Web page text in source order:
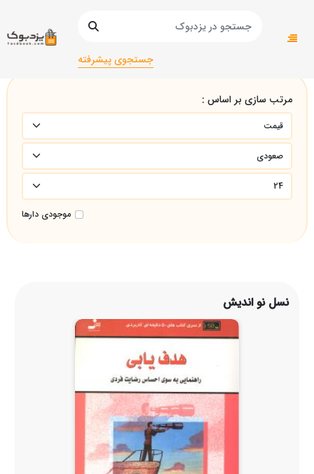
جستجوی پیشرفته
صفحه اصلی
مرتب سازی بر اساس :
موجودی دارها
نسل نو اندیش